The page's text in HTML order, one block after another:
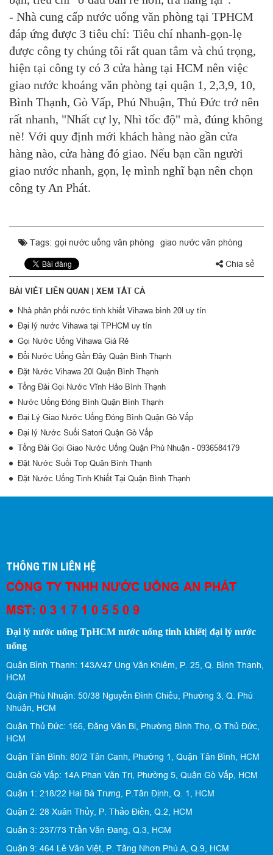
- Nhà cung cấp nước uống văn phòng tại TPHCM
đáp ứng được 3 tiêu chí: Tiêu chí nhanh-gọn-lẹ
được công ty chúng tôi rất quan tâm và chú trọng,
hiện tại công ty có 3 cửa hàng tại HCM nên việc
giao nước khoáng văn phòng tại quận 1, 2,3,9, 10,
Bình Thạnh, Gò Vấp, Phú Nhuận, Thủ Đức trở nên
rất nhanh, "Nhất cự ly, Nhì tốc độ" mà, đúng không
nè! Với quy định mới khách hàng nào gần cửa
hàng nào, cửa hàng đó giao. Nếu bạn cần người
giao nước nhanh, gọn, lẹ mình nghĩ bạn nên chọn
công ty An Phát.
Tags: gọi nước uống văn phòng giao nước văn phòng
Chia sẻ
BÀI VIẾT LIÊN QUAN | XEM TẤT CẢ
Nhà phân phối nước tinh khiết Vihawa bình 20l uy tín
Đại lý nước Vihawa tại TPHCM uy tín
Gọi Nước Uống Vihawa Giá Rẻ
Đổi Nước Uống Gần Đây Quận Bình Thạnh
Đặt Nước Vihawa 20l Quận Bình Thạnh
Tổng Đài Gọi Nước Vĩnh Hảo Bình Thạnh
Nước Uống Đóng Bình Quận Bình Thạnh
Đại Lý Giao Nước Uống Đóng Bình Quận Gò Vấp
Đại lý Nước Suối Satori Quận Gò Vấp
Tổng Đài Gọi Giao Nước Uống Quận Phú Nhuận - 0936584179
Đặt Nước Suối Top Quận Bình Thạnh
Đặt Nước Uống Tinh Khiết Tại Quận Bình Thạnh
THÔNG TIN LIÊN HỆ
CÔNG TY TNHH NƯỚC UỐNG AN PHÁT
MST: 0 3 1 7 1 0 5 5 0 9
Đại lý nước uống TpHCM nước uống tinh khiết| đại lý nước
uống
Quận Bình Thạnh: 143A/47 Ung Văn Khiêm, P. 25, Q. Bình Thạnh,
HCM
Quận Phú Nhuận: 50/38 Nguyễn Đình Chiểu, Phường 3, Q. Phú
Nhuận, HCM
Quận Thủ Đức: 166, Đặng Văn Bi, Phường Bình Thọ, Q.Thủ Đức,
HCM
Quận Tân Bình: 80/2 Tân Canh, Phường 1, Quận Tân Bình, HCM
Quận Gò Vấp: 14A Phan Văn Trị, Phường 5, Quận Gò Vấp, HCM
Quận 1: 218/22 Hai Bà Trưng, P.Tân Định, Q. 1, HCM
Quận 2: 28 Xuân Thủy, P. Thảo Điền, Q.2, HCM
Quận 3: 237/73 Trần Văn Đang, Q.3, HCM
Quận 9: 464 Lê Văn Việt, P. Tăng Nhơn Phú A, Q.9, HCM